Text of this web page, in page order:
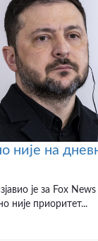
није на
је за Fox
није приоритет...